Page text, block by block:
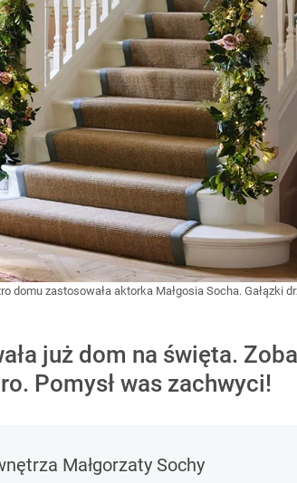
domu zastosowała aktorka Małgosia Socha. Gałązki
już dom na święta.
Pomysł was zachwyci!
Małgorzaty Sochy